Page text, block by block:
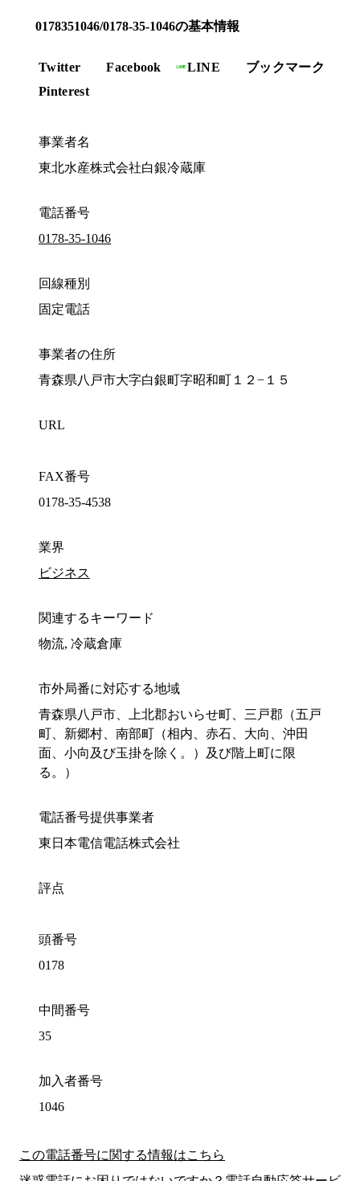
0178351046/0178-35-1046の基本情報
Twitter Facebook LINE
ブックマーク
Pinterest
事業者名
東北水産株式会社白銀冷蔵庫
電話番号
0178-35-1046
回線種別
固定電話
事業者の住所
青森県八戸市大字白銀町字昭和町１２−１５
URL
FAX番号
0178-35-4538
業界
ビジネス
関連するキーワード
物流, 冷蔵倉庫
市外局番に対応する地域
青森県八戸市、上北郡おいらせ町、三戸郡（五戸
町、新郷村、南部町（相内、赤石、大向、沖田
面、小向及び玉掛を除く。）及び階上町に限
る。）
電話番号提供事業者
東日本電信電話株式会社
評点
頭番号
0178
中間番号
35
加入者番号
1046
この電話番号に関する情報はこちら